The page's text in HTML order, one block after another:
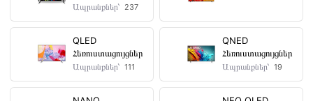
Ապրանքներ՝ 237
QLED
Հեռուստացույցներ
Ապրանքներ՝ 111
QNED
Հեռուստացույցներ
Ապրանքներ՝ 19
Արտադրողներ